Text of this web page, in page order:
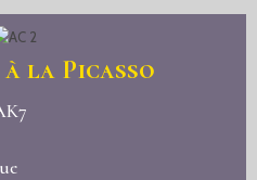
la Picasso